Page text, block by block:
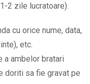
2 zile lucratoare).
cu orice nume, data,
etc.
a ambelor bratari
doriti sa fie gravat pe